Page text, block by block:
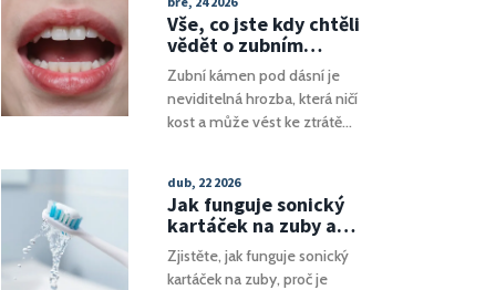
změnit vaše životní kvalitu.
Vše, co jste kdy chtěli
vědět o zubním
kameni pod dásní
Zubní kámen pod dásní je
neviditelná hrozba, která ničí
kost a může vést ke ztrátě
nelze odstranit doma.
Nečekáte, až vás někdo
upozorní.
dub, 22 2026
Jak funguje sonický
kartáček na zuby a
proč je lepší než
manuální?
Zjistěte, jak funguje sonický
kartáček na zuby, proč je